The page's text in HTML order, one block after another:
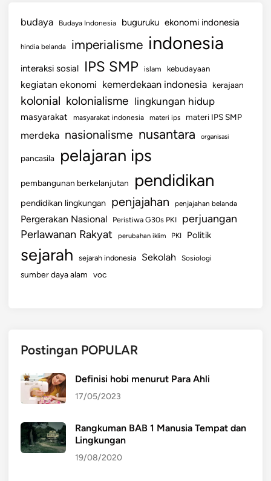
budaya Budaya Indonesia buguruku ekonomi indonesia
hindia belanda imperialisme indonesia
interaksi sosial IPS SMP islam kebudayaan
kegiatan ekonomi kemerdekaan indonesia kerajaan
kolonial kolonialisme lingkungan hidup
masyarakat masyarakat indonesia materi ips materi IPS SMP
merdeka nasionalisme nusantara organisasi
pancasila pelajaran ips
pembangunan berkelanjutan pendidikan
pendidikan lingkungan penjajahan penjajahan belanda
Pergerakan Nasional Peristiwa G30s PKI perjuangan
Perlawanan Rakyat perubahan iklim PKI Politik
sejarah sejarah indonesia Sekolah Sosiologi
sumber daya alam voc
Postingan POPULAR
Definisi hobi menurut Para Ahli
17/05/2023
Rangkuman BAB 1 Manusia Tempat dan
Lingkungan
19/08/2020